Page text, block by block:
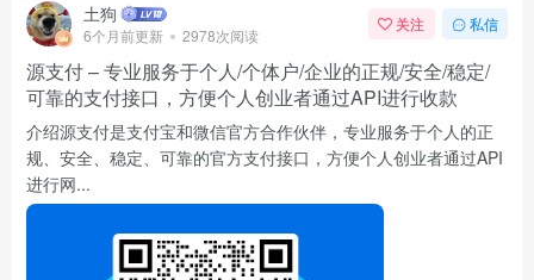
土狗
6个月前更新 2978次阅读
关注 私信
源支付 – 专业服务于个人/个体户/企业的正规/安全/稳定/
可靠的支付接口，方便个人创业者通过API进行收款
介绍源支付是支付宝和微信官方合作伙伴，专业服务于个人的正
规、安全、稳定、可靠的官方支付接口，方便个人创业者通过API
进行网...